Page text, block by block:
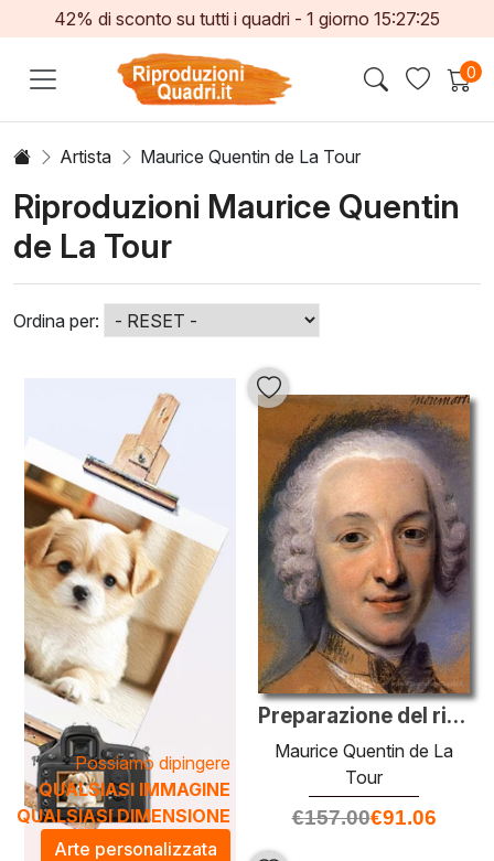
42% di sconto su tutti i quadri - 1 giorno 15:27:23
0
Artista Maurice Quentin de La Tour
Riproduzioni Maurice Quentin
de La Tour
Ordina per:
Possiamo dipingere
QUALSIASI IMMAGINE
QUALSIASI DIMENSIONE
Arte personalizzata
Preparazione del ritratto di Joseph Victor Amédée Parigi, figlio
Maurice Quentin de La
Tour
€157.00€91.06